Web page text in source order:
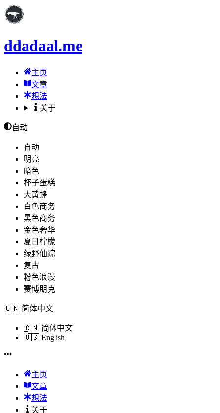
ddadaal.me
主页
文章
想法
关于
自动
自动
明亮
暗色
杯子蛋糕
大黄蜂
白色商务
黑色商务
金色奢华
夏日柠檬
绿野仙踪
复古
粉色浪漫
赛博朋克
🇨🇳 简体中文
🇨🇳 简体中文
🇺🇸 English
主页
文章
想法
关于